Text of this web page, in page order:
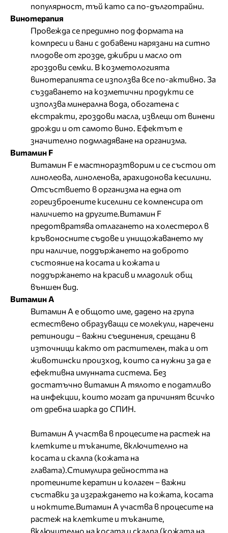
популярност, тъй като са по-дълготрайни.
Винотерапия
Провежда се предимно под формата на
компреси и вани с добавени нарязани на ситно
плодове от грозде, джибри и масло от
гроздови семки. В козметологията
винотерапията се използва все по-активно. За
създаването на козметични продукти се
използва минерална вода, обогатена с
екстракти, гроздови масла, извлеци от винени
дрожди и от самото вино. Ефектът е
значително подмладяване на организма.
Витамин F
Витамин F е мастноразтворим и се състои от
линолеова, линоленова, арахидонова кесилини.
Отсъствието в организма на една от
гореизброените киселини се компенсира от
наличието на другите.Витамин F
предотвратява отлагането на холестерол в
кръвоносните съдове и унищожаването му
при наличие, поддържането на доброто
състояние на косата и кожата и
поддържането на красив и младолик общ
външен вид.
Витамин А
Витамин А е общото име, дадено на група
естествено образуващи се молекули, наречени
ретиноиди – важни съединения, срещани в
източници както от растителен, така и от
животински произход, които са нужни за да е
ефективна имунната система. Без
достатъчно витамин А тялото е податливо
на инфекции, които могат да причинят всичко
от дребна шарка до СПИН.
Витамин А участва в процесите на растеж на
клетките и тъканите, включително на
косата и скалпа (кожата на
главата).Стимулира дейността на
протеините кератин и колаген – важни
съставки за изграждането на кожата, косата
и ноктите.Витамин А участва в процесите на
растеж на клетките и тъканите,
включително на косата и скалпа (кожата на